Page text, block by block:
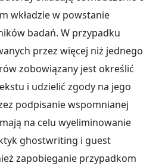
wkładzie w powstanie
badań. W przypadku
przez więcej niż jednego
zobowiązany jest określić
i udzielić zgody na jego
podpisanie wspomnianej
na celu wyeliminowanie
ghostwriting i guest
zapobieganie przypadkom